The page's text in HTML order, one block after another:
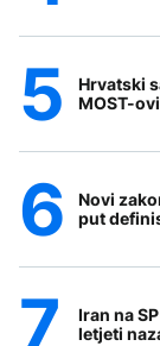
Hrvatski
MOST-
Novi
put
Iran na
letjeti